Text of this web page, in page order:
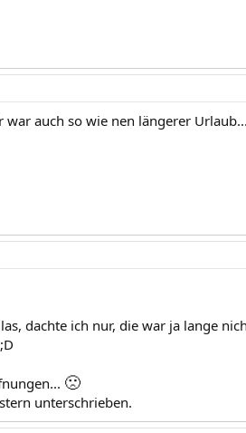
auch so wie nen längerer Urlaub...
dachte ich nur, die war ja lange
🙁
unterschrieben.